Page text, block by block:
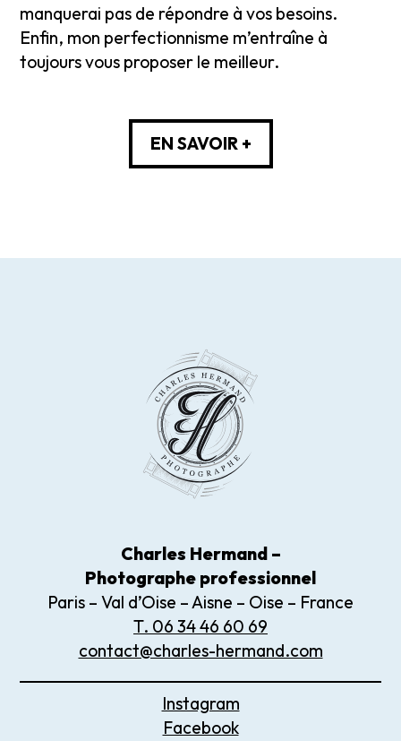
manquerai pas de répondre à vos besoins.
Enfin, mon perfectionnisme m’entraîne à
toujours vous proposer le meilleur.
EN SAVOIR +
Charles Hermand –
Photographe professionnel
Paris – Val d’Oise – Aisne – Oise – France
T. 06 34 46 60 69
contact@charles-hermand.com
Instagram
Facebook